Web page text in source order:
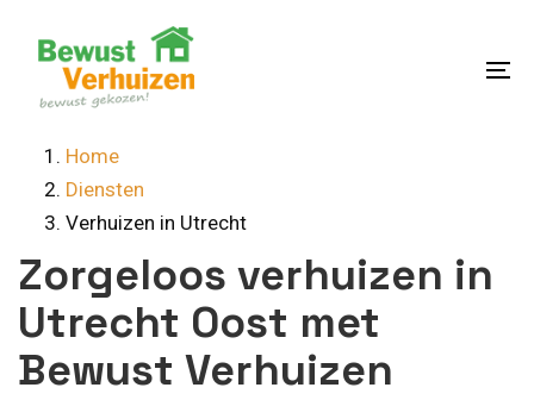
content
Home
Diensten
Verhuizen in Utrecht
Zorgeloos verhuizen in
Utrecht Oost met
Bewust Verhuizen